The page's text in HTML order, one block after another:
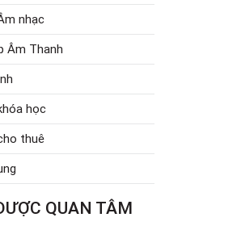
nhạc
Âm Thanh
học
thuê
QUAN TÂM